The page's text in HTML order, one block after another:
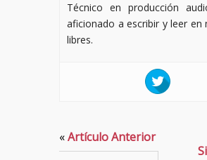
Técnico en producción
aficionado a escribir y leer en
libres.
«Artículo Anterior